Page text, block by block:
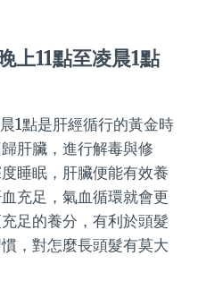
上11點至凌晨1點
1點是肝經循行的黃金時
肝臟，進行解毒與修
睡眠，肝臟便能有效養
充足，氣血循環就會更
足的養分，有利於頭髮
，對怎麼長頭髮有莫大